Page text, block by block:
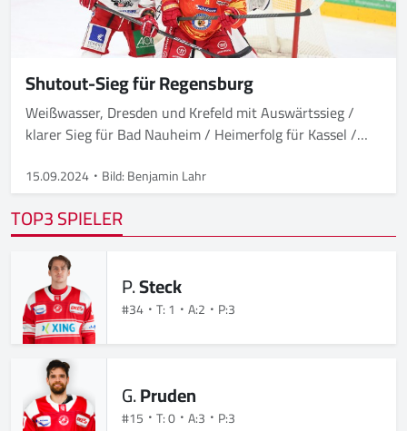
Shutout-Sieg für Regensburg
Weißwasser, Dresden und Krefeld mit Auswärtssieg /
klarer Sieg für Bad Nauheim / Heimerfolg für Kassel /
15.09.2024 Bild: Benjamin Lahr
TOP3 SPIELER
P.Steck
#34 T: 1 A:2 P:3
G.Pruden
#15 T: 0 A:3 P:3